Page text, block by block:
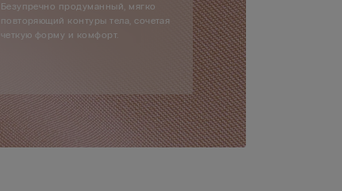
Безупречно продуманный, мягко
повторяющий контуры тела, сочетая
четкую форму и комфорт.